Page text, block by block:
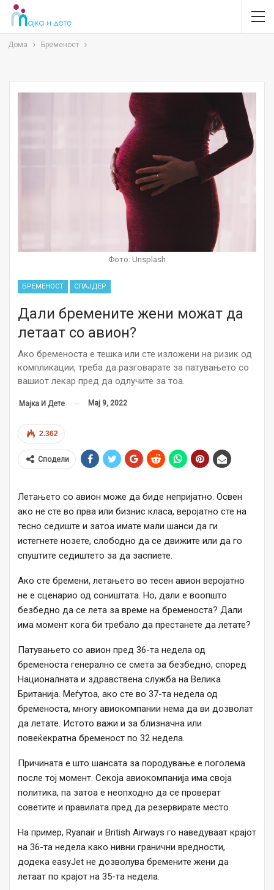
Дома Бременост
Фото: Unsplash
БРЕМЕНОСТ СЛАЈДЕР
Дали бремените жени можат да
летаат со авион?
Ако бременоста е тешка или сте изложени на ризик од
компликации, треба да разговарате за патувањето со
вашиот лекар пред да одлучите за тоа.
Мајка И Дете Мај 9, 2022
2.362
Сподели
Лeтањето со авион може да биде непријатно. Освен
ако не сте во прва или бизнис класа, веројатно сте на
тесно седиште и затоа имате мали шанси да ги
истегнете нозете, слободно да се движите или да го
спуштите седиштето за да заспиете.
Ако сте бремени, летањето во тесен авион веројатно
не е сценарио од соништата. Но, дали е воопшто
безбедно да се лета за време на бременоста? Дали
има момент кога би требало да престанете да летате?
Патувањето со авион пред 36-та недела од
бременоста генерално се смета за безбедно, според
Националната и здравствена служба на Велика
Британија. Меѓутоа, ако сте во 37-та недела од
бременоста, многу авиокомпании нема да ви дозволат
да летате. Истото важи и за близначна или
повеќекратна бременост по 32 недела.
Причината е што шансата за породување е поголема
после тој момент. Секоја авиокомпанија има своја
политика, па затоа е неопходно да се проверат
советите и правилата пред да резервирате место.
На пример, Ryanair и British Airways го наведуваат крајот
на 36-та недела како нивни гранични вредности,
додека easyJet не дозволува бремените жени да
летаат по крајот на 35-та недела.